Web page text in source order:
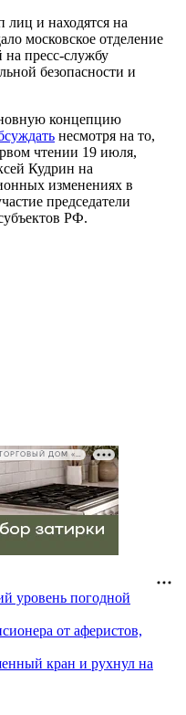
лиц и находятся на
московское отделение
пресс-службу
безопасности и
концепцию
несмотря на то,
чтении 19 июля,
Кудрин на
изменениях в
председатели
РФ.
РЕКЛАМА • ООО СТРОИТЕЛЬНЫЙ ТОРГОВЫЙ ДОМ «ПЕТРОВИЧ», ИНН 7802348846
уровень погодной
от аферистов,
кран и рухнул на